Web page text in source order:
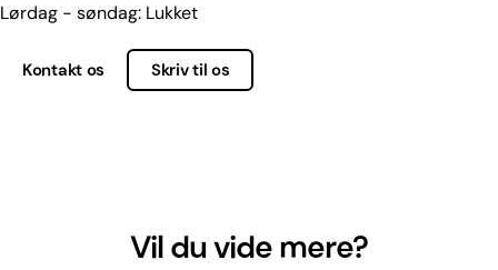
Lørdag - søndag: Lukket
Kontakt os Skriv til os
Vil du vide mere?